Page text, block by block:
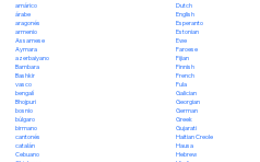
amárico
árabe
aragonés
armenio
Assamese
Aymara
azerbaiyano
Bambara
Bashkir
vasco
bengalí
Bhojpuri
bosnio
búlgaro
birmano
cantonés
catalán
Cebuano
Dutch
English
Esperanto
Estonian
Ewe
Faroese
Fijian
Finnish
French
Fula
Galician
Georgian
German
Greek
Gujarati
Haitian Creole
Hausa
Hebrew